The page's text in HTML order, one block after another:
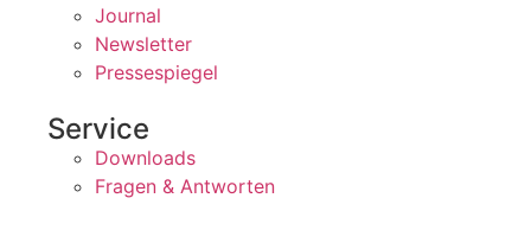
Journal
Newsletter
Pressespiegel
Service
Downloads
Fragen & Antworten